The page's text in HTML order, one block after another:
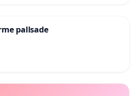
pallsade